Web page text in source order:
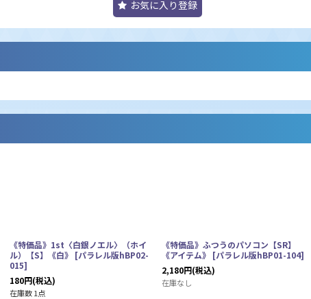
お気に入り登録
《特価品》1st〈白銀ノエル〉（ホイ
ル）【S】《白》 [パラレル版hBP02-
015]
180円(税込)
在庫数 1点
《特価品》ふつうのパソコン【SR】
《アイテム》 [パラレル版hBP01-104]
2,180円(税込)
在庫なし